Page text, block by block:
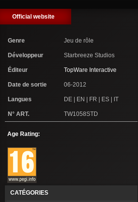
Official website
Genre Jeu de rôle
Développeur Starbreeze Studios
Éditeur TopWare Interactive
Date de sortie 06-2012
Langues DE | EN | FR | ES | IT
N° ART. TW1058STD
Age Rating:
CATÉGORIES